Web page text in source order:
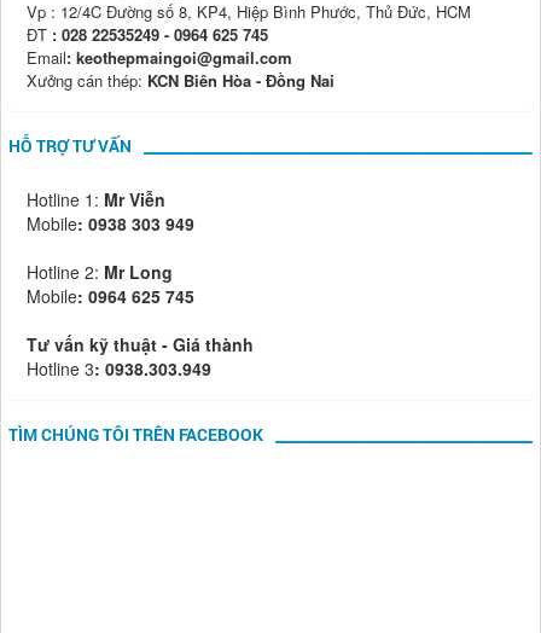
Vp : 12/4C Đường số 8, KP4, Hiệp Bình Phước, Thủ Đức, HCM
ĐT : 028 22535249 - 0964 625 745
Email: keothepmaingoi@gmail.com
Xưởng cán thép: KCN Biên Hòa - Đồng Nai
HỖ TRỢ TƯ VẤN
Hotline 1: Mr Viễn
Mobile: 0938 303 949
Hotline 2: Mr Long
Mobile: 0964 625 745
Tư vấn kỹ thuật - Giá thành
Hotline 3: 0938.303.949
TÌM CHÚNG TÔI TRÊN FACEBOOK